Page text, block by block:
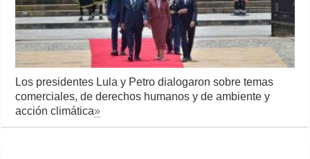
Los presidentes Lula y Petro dialogaron sobre temas
comerciales, de derechos humanos y de ambiente y
acción climática»